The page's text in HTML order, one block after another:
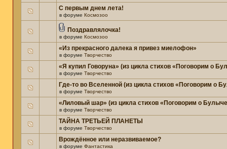
С первым днем лета!
в форуме Космозоо
Поздравлялочка!
в форуме Космозоо
«Из прекрасного далека я привез миелофон»
в форуме Творчество
«Я купил Говоруна» (из цикла стихов «Поговорим о
в форуме Творчество
Где-то во Вселенной (из цикла стихов «Поговорим о
в форуме Творчество
«Лиловый шар» (из цикла стихов «Поговорим о
в форуме Творчество
ТАЙНА ТРЕТЬЕЙ ПЛАНЕТЫ
в форуме Творчество
Врождённое или неразвиваемое?
в форуме Фантастика